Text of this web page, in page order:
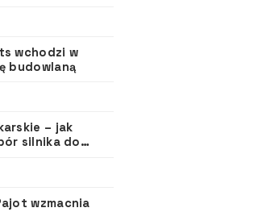
wchodzi w
budowlaną
– jak
silnika do
wzmacnia